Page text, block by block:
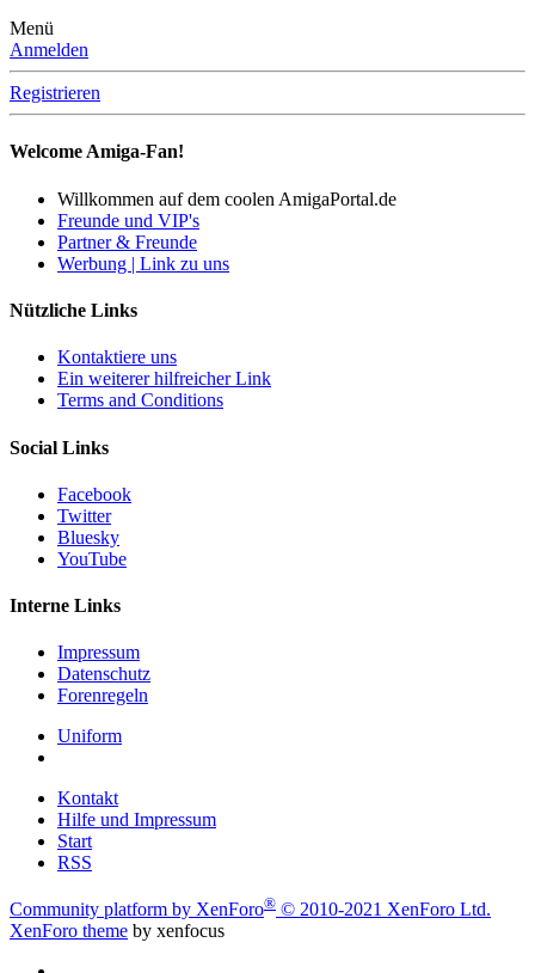
Menü
Anmelden
Registrieren
Welcome Amiga-Fan!
Willkommen auf dem coolen AmigaPortal.de
Freunde und VIP's
Partner & Freunde
Werbung | Link zu uns
Nützliche Links
Kontaktiere uns
Ein weiterer hilfreicher Link
Terms and Conditions
Social Links
Facebook
Twitter
Bluesky
YouTube
Interne Links
Impressum
Datenschutz
Forenregeln
Uniform
Kontakt
Hilfe und Impressum
Start
RSS
Community platform by XenForo® © 2010-2021 XenForo Ltd.
XenForo theme by xenfocus